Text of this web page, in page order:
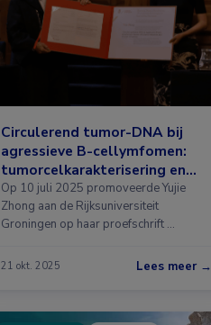
Circulerend tumor-DNA bij
agressieve B-cellymfomen:
tumorcelkarakterisering en
ziektedynamiek
Op 10 juli 2025 promoveerde Yujie
Zhong aan de Rijksuniversiteit
Groningen op haar proefschrift …
21 okt. 2025 Lees meer →